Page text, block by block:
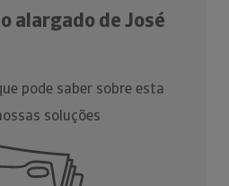
alargado de José
pode saber sobre esta
soluções